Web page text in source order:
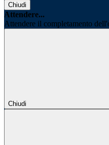
Chiudi
Attendere...
Attendere il completamento
Chiudi